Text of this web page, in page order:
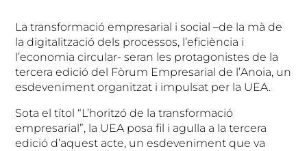
La transformació empresarial i social –de la mà de
la digitalització dels processos, l’eficiència i
l’economia circular- seran les protagonistes de la
tercera edició del Fòrum Empresarial de l’Anoia, un
esdeveniment organitzat i impulsat per la UEA.
Sota el títol “L’horitzó de la transformació
empresarial”, la UEA posa fil i agulla a la tercera
edició d’aquest acte, un esdeveniment que va